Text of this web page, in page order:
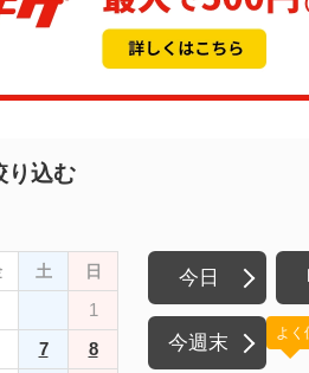
り込む
土 日
1
7
8
今日
今週末 よく